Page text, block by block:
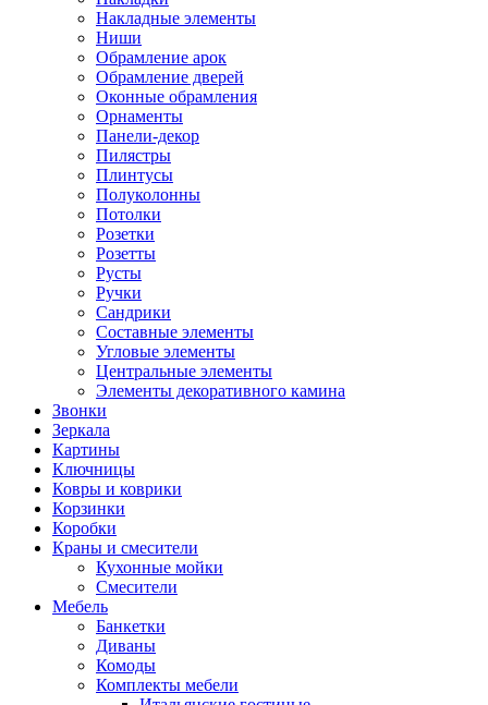
Накладные элементы
Ниши
Обрамление арок
Обрамление дверей
Оконные обрамления
Орнаменты
Панели-декор
Пилястры
Плинтусы
Полуколонны
Потолки
Розетки
Розетты
Русты
Ручки
Сандрики
Составные элементы
Угловые элементы
Центральные элементы
Элементы декоративного камина
Звонки
Зеркала
Картины
Ключницы
Ковры и коврики
Корзинки
Коробки
Краны и смесители
Кухонные мойки
Смесители
Мебель
Банкетки
Диваны
Комоды
Комплекты мебели